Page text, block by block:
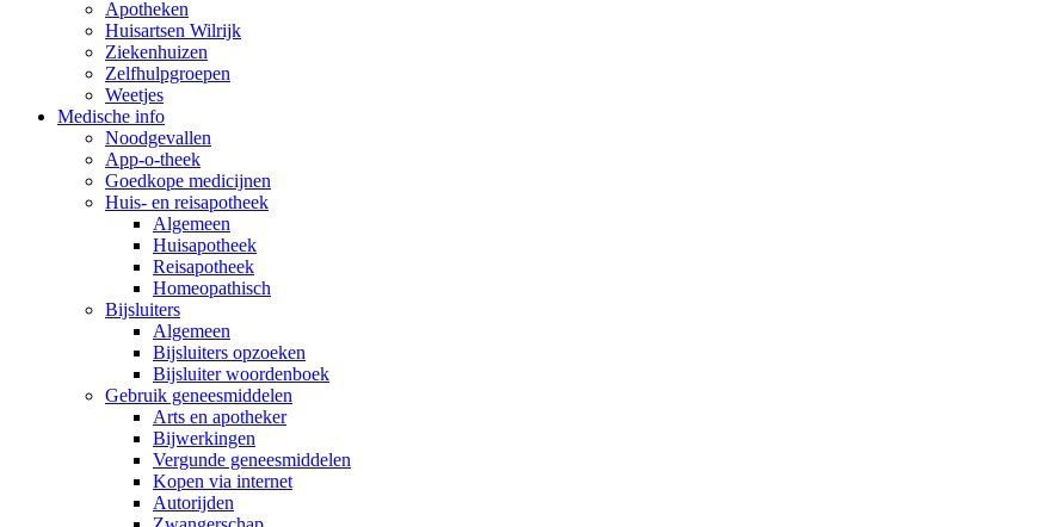
Apotheken
Huisartsen Wilrijk
Ziekenhuizen
Zelfhulpgroepen
Weetjes
Medische info
Noodgevallen
App-o-theek
Goedkope medicijnen
Huis- en reisapotheek
Algemeen
Huisapotheek
Reisapotheek
Homeopathisch
Bijsluiters
Algemeen
Bijsluiters opzoeken
Bijsluiter woordenboek
Gebruik geneesmiddelen
Arts en apotheker
Bijwerkingen
Vergunde geneesmiddelen
Kopen via internet
Autorijden